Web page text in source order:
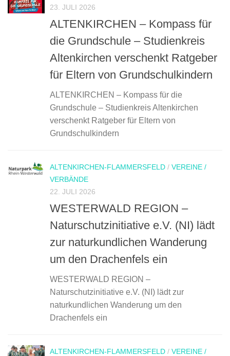
23. JULI 2026
ALTENKIRCHEN – Kompass für
die Grundschule – Studienkreis
Altenkirchen verschenkt Ratgeber
für Eltern von Grundschulkindern
ALTENKIRCHEN – Kompass für die
Grundschule – Studienkreis Altenkirchen
verschenkt Ratgeber für Eltern von
Grundschulkindern
ALTENKIRCHEN-FLAMMERSFELD / VEREINE /
VERBÄNDE
22. JULI 2026
WESTERWALD REGION –
Naturschutzinitiative e.V. (NI) lädt
zur naturkundlichen Wanderung
um den Drachenfels ein
WESTERWALD REGION –
Naturschutzinitiative e.V. (NI) lädt zur
naturkundlichen Wanderung um den
Drachenfels ein
ALTENKIRCHEN-FLAMMERSFELD / VEREINE /